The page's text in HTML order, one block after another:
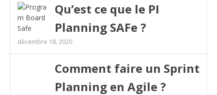
Qu’est ce que le PI
Planning SAFe ?
décembre 18, 2020
Comment faire un Sprint
Planning en Agile ?